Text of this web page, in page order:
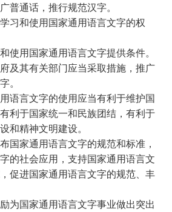
普通话，推行规范汉字。
习和使用国家通用语言文字的权
用国家通用语言文字提供条件。
其有关部门应当采取措施，推广
。
语言文字的使用应当有利于维护国
利于国家统一和民族团结，有利于
和精神文明建设。
国家通用语言文字的规范和标准，
的社会应用，支持国家通用语言文
促进国家通用语言文字的规范、丰
为国家通用语言文字事业做出突出